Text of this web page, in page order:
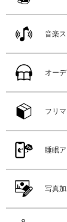
音楽
オー
フリ
睡眠ア
写真